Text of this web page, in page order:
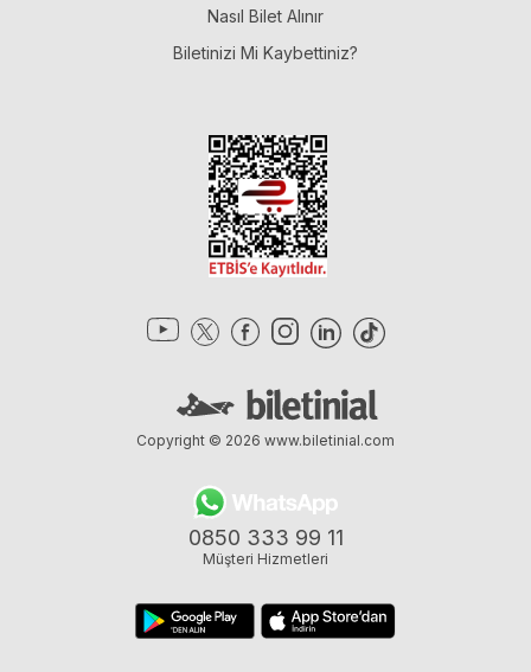
Nasıl Bilet Alınır
Biletinizi Mi Kaybettiniz?
0850 333 99 11
Müşteri Hizmetleri
Copyright © 2026 www.biletinial.com